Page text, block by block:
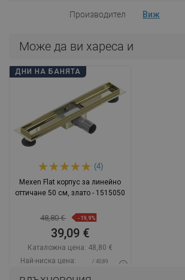
Производител Виж
Може да ви хареса и
ДНИ НА БАНЯТА
(4)
Mexen Flat корпус за линейно
оттичане 50 см, злато - 1515050
48,80 € -19,9%
39,09 €
Каталожна цена: 48,80 €
Най-ниска цена:
/ 40,89